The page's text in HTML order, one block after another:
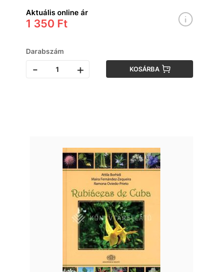
Aktuális online ár
1 350 Ft
Darabszám
- + KOSÁRBA